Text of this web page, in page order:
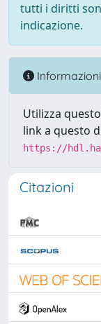
tutti i diritti
indicazione.
Informazioni
Utilizza
link a questo
https://
Citazioni